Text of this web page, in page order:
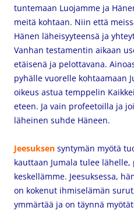
tuntemaan Luojamme ja
meitä kohtaan. Niin että
Hänen läheisyyteensä ja
Vanhan testamentin aikaan
etäisenä ja pelottavana.
pyhälle vuorelle kohtaamaan
oikeus astua temppelin
eteen. Ja vain profeetoilla ja
läheinen suhde Häneen.
Jeesuksen syntymän myötä
kauttaan Jumala tulee
keskellämme. Jeesuksessa,
on kokenut ihmiselämän
ymmärtää ja on täynnä